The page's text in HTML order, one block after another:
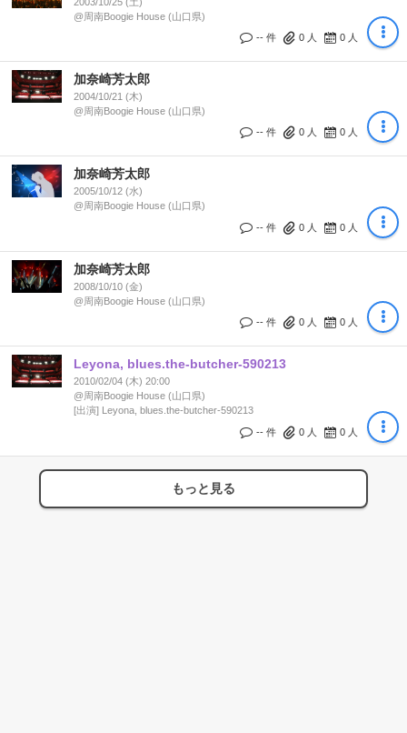
2003/10/25 (土)
@周南Boogie House (山口県)
-- 件
0 人 0 人
加奈崎芳太郎
2004/10/21 (木)
@周南Boogie House (山口県)
-- 件
0 人 0 人
加奈崎芳太郎
2005/10/12 (水)
@周南Boogie House (山口県)
-- 件
0 人 0 人
加奈崎芳太郎
2008/10/10 (金)
@周南Boogie House (山口県)
-- 件
0 人 0 人
Leyona, blues.the-butcher-590213
2010/02/04 (木) 20:00
@周南Boogie House (山口県)
[出演] Leyona, blues.the-butcher-590213
-- 件 0 人 0 人
もっと見る